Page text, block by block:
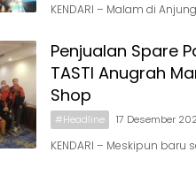
KENDARI – Malam di
Penjualan Spare
TASTI Anugrah
Shop
#Headline 17 Desember
KENDARI – Meskipun